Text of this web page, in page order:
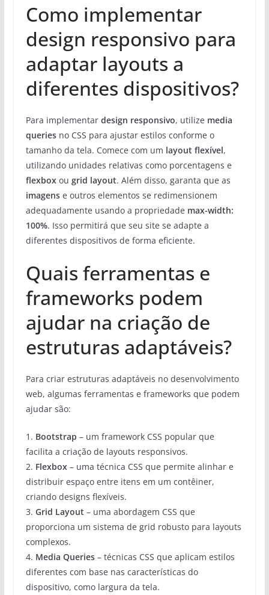
Como implementar
design responsivo para
adaptar layouts a
diferentes dispositivos?
Para implementar design responsivo, utilize media
queriesno CSS para ajustar estilos conforme o
tamanho da tela. Comece com um layout flexível,
utilizando unidades relativas como porcentagens e
flexboxou grid layout. Além disso, garanta que as
imagense outros elementos se redimensionem
adequadamente usando a propriedade max-width:
100%. Isso permitirá que seu site se adapte a
diferentes dispositivos de forma eficiente.
Quais ferramentas e
frameworks podem
ajudar na criação de
estruturas adaptáveis?
Para criar estruturas adaptáveis no desenvolvimento
web, algumas ferramentas e frameworks que podem
ajudar são:
1. Bootstrap – um framework CSS popular que
facilita a criação de layouts responsivos.
2. Flexbox– uma técnica CSS que permite alinhar e
distribuir espaço entre itens em um contêiner,
criando designs flexíveis.
3. Grid Layout – uma abordagem CSS que
proporciona um sistema de grid robusto para layouts
complexos.
4. Media Queries– técnicas CSS que aplicam estilos
diferentes com base nas características do
dispositivo, como largura da tela.